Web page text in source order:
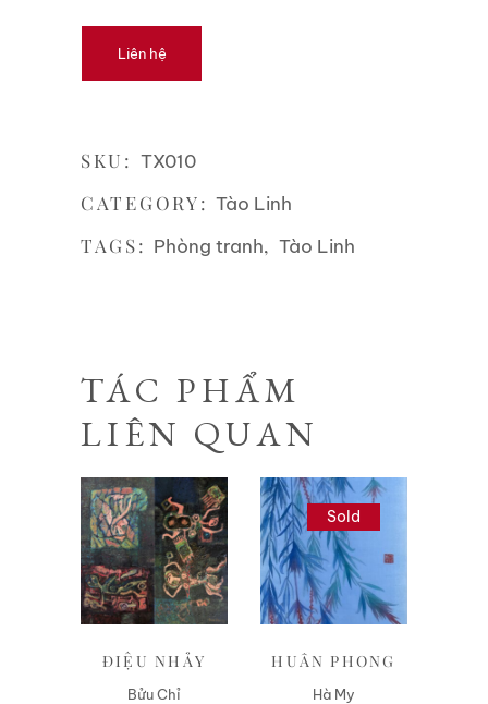
Liên hệ
SKU: TX010
CATEGORY:Tào Linh
TAGS: Phòng tranh, Tào Linh
TÁC PHẨM
LIÊN QUAN
Liên hệ
ĐIỆU NHẢY
Bửu Chỉ
Sold
Liên hệ
HUÂN PHONG
Hà My